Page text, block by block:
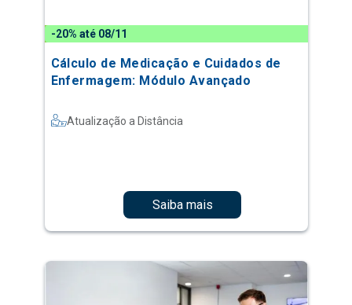
-20% até 08/11
Cálculo de Medicação e Cuidados de
Enfermagem: Módulo Avançado
Atualização a Distância
Saiba mais